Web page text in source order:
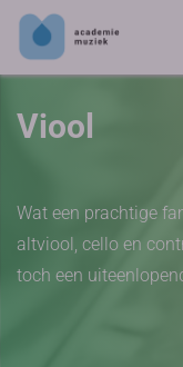
Viool
Wat een prachtige
altviool, cello en
toch een